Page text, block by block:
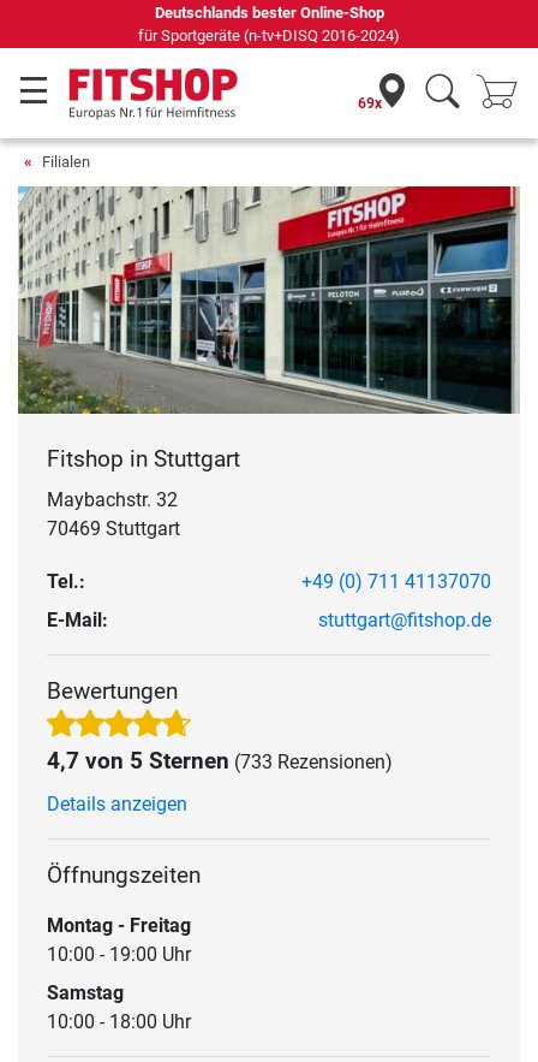
Deutschlands bester Online-Shop
für Sportgeräte (n-tv+DISQ 2016-2024)
69x
Filialen
Fitshop in Stuttgart
Maybachstr. 32
70469 Stuttgart
Tel.:
+49 (0) 711 41137070
E-Mail:
stuttgart@fitshop.de
Bewertungen
4,7 von 5 Sternen (733 Rezensionen)
Details anzeigen
Öffnungszeiten
Montag - Freitag
10:00 - 19:00 Uhr
Samstag
10:00 - 18:00 Uhr